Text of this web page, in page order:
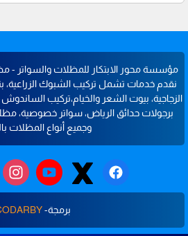
مؤسسة محور الابتكار للمظلات والسواتر -
نقدم خدمات تشمل تركيب الشبوك الزراعية،
الزجاجية، بيوت الشعر والخيام،تركيب
برجولات حدائق الرياض، سواتر خصوصية،
وجميع أنواع المظلات
برمجة-